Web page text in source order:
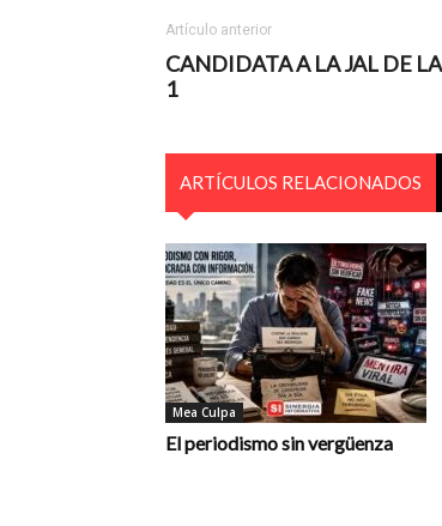
Artículo anterior
CANDIDATA A LA JAL DE
1
ARTÍCULOS RELACIONADOS
Mea Culpa
El periodismo sin vergüenza